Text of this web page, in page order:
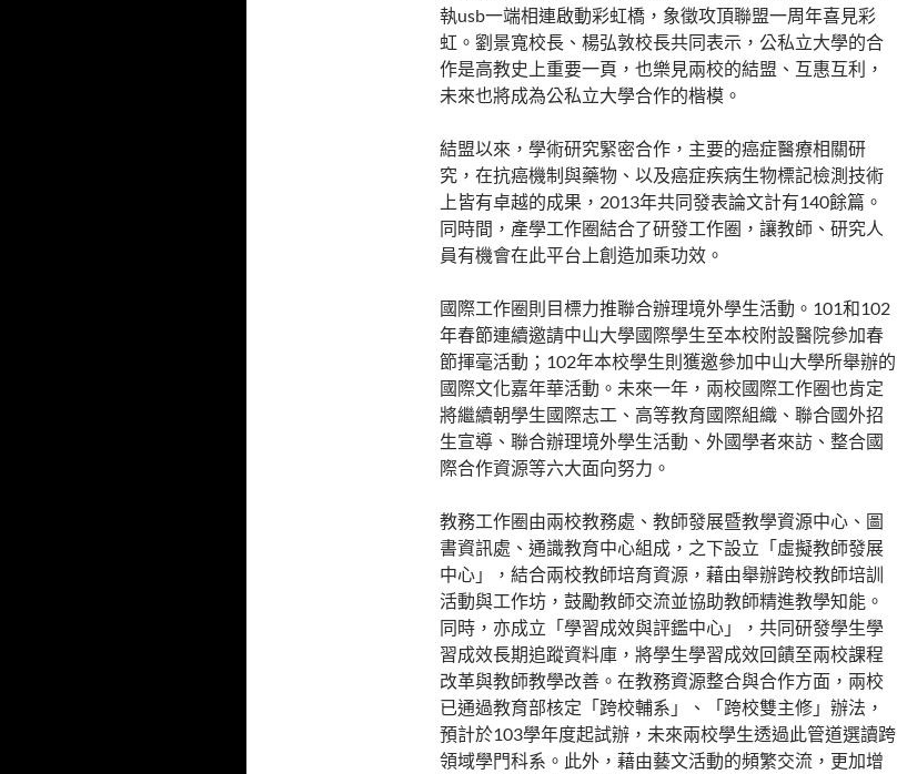
執usb一端相連啟動彩虹橋，象徵攻頂聯盟一周年喜見彩
虹。劉景寬校長、楊弘敦校長共同表示，公私立大學的合
作是高教史上重要一頁，也樂見兩校的結盟、互惠互利，
未來也將成為公私立大學合作的楷模。
結盟以來，學術研究緊密合作，主要的癌症醫療相關研
究，在抗癌機制與藥物、以及癌症疾病生物標記檢測技術
上皆有卓越的成果，2013年共同發表論文計有140餘篇。
同時間，產學工作圈結合了研發工作圈，讓教師、研究人
員有機會在此平台上創造加乘功效。
國際工作圈則目標力推聯合辦理境外學生活動。101和102
年春節連續邀請中山大學國際學生至本校附設醫院參加春
節揮毫活動；102年本校學生則獲邀參加中山大學所舉辦的
國際文化嘉年華活動。未來一年，兩校國際工作圈也肯定
將繼續朝學生國際志工、高等教育國際組織、聯合國外招
生宣導、聯合辦理境外學生活動、外國學者來訪、整合國
際合作資源等六大面向努力。
教務工作圈由兩校教務處、教師發展暨教學資源中心、圖
書資訊處、通識教育中心組成，之下設立「虛擬教師發展
中心」，結合兩校教師培育資源，藉由舉辦跨校教師培訓
活動與工作坊，鼓勵教師交流並協助教師精進教學知能。
同時，亦成立「學習成效與評鑑中心」，共同研發學生學
習成效長期追蹤資料庫，將學生學習成效回饋至兩校課程
改革與教師教學改善。在教務資源整合與合作方面，兩校
已通過教育部核定「跨校輔系」、「跨校雙主修」辦法，
預計於103學年度起試辦，未來兩校學生透過此管道選讀跨
領域學門科系。此外，藉由藝文活動的頻繁交流，更加增